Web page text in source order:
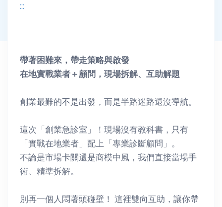
:::
產業新聚點詳情
帶著困難來，帶走策略與啟發
在地實戰業者＋顧問，現場拆解、互助解題
創業最難的不是出發，而是半路迷路還沒導航。
這次「創業急診室」！現場沒有教科書，只有
「實戰在地業者」配上「專業診斷顧問」。
不論是市場卡關還是商模中風，我們直接當場手
術、精準拆解。
別再一個人悶著頭碰壁！ 這裡雙向互助，讓你帶